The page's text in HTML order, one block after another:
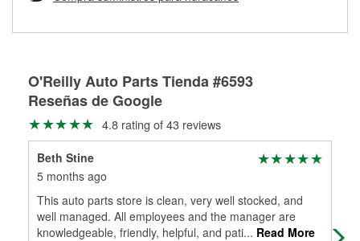
partes de reemplazo correctas para tu reparación.
O'Reilly Auto Parts Tienda #6593
Reseñas de Google
4.8 rating of 43 reviews
Beth Stine
5 months ago
This auto parts store is clean, very well stocked, and
well managed. All employees and the manager are
knowledgeable, friendly, helpful, and pati... Read More